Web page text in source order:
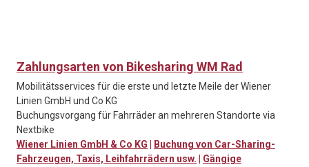
Zahlungsarten von Bikesharing WM Rad
Mobilitätsservices für die erste und letzte Meile der Wiener
Linien GmbH und Co KG
Buchungsvorgang für Fahrräder an mehreren Standorte via
Nextbike
Wiener Linien GmbH & Co KG
Buchung von Car-Sharing-
Fahrzeugen, Taxis, Leihfahrrädern usw.
Gängige